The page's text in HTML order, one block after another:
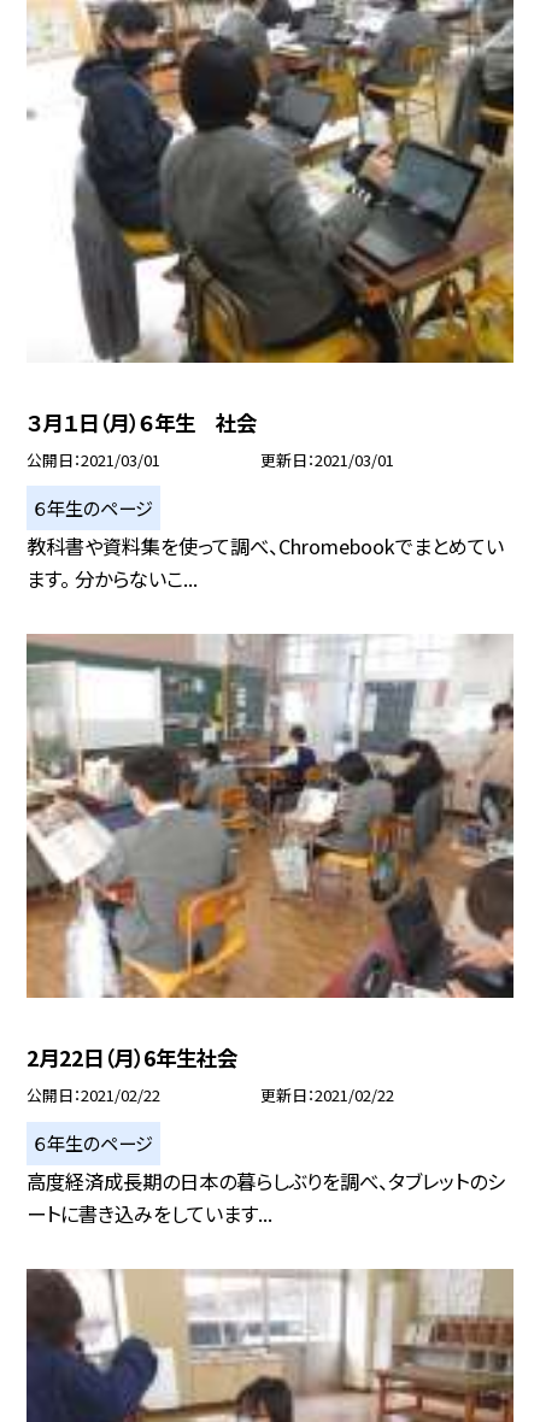
３月１日（月）６年生 社会
公開日 2021/03/01 更新日 2021/03/01
６年生のページ
教科書や資料集を使って調べ、Chromebookでまとめてい
ます。 分からないこ...
2月22日（月）6年生社会
公開日 2021/02/22 更新日 2021/02/22
６年生のページ
高度経済成長期の日本の暮らしぶりを調べ、タブレットのシ
ートに書き込みをしています...